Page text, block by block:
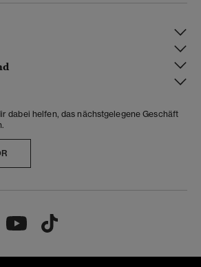
dabei helfen, das nächstgelegene Geschäft